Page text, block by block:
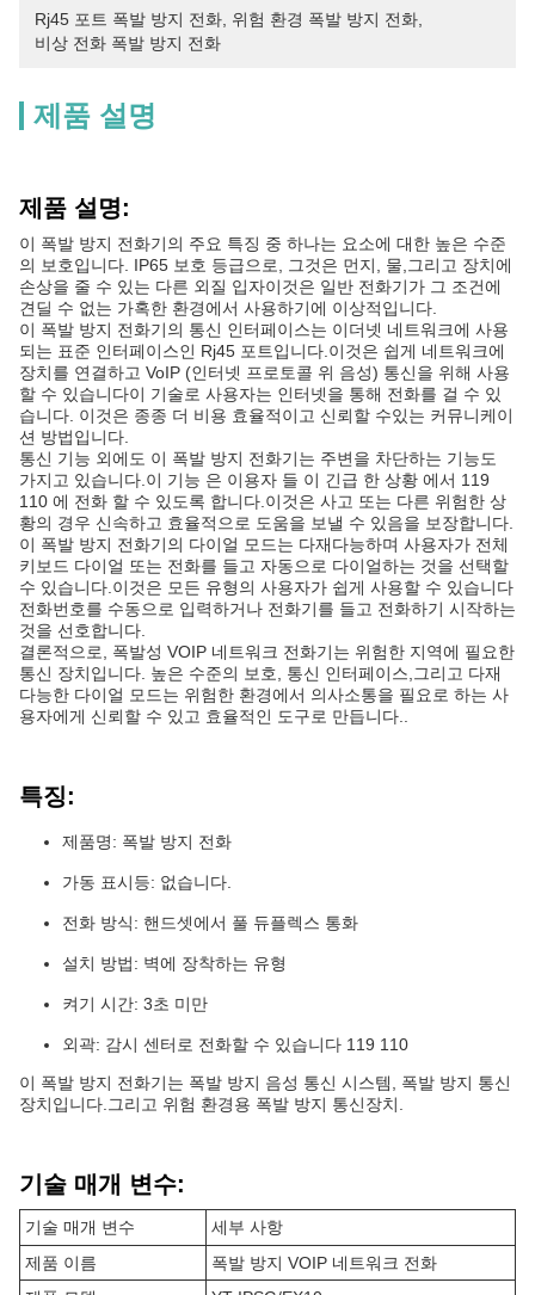
Rj45 포트 폭발 방지 전화 위험 환경 폭발 방지 전화
비상 전화 폭발 방지 전화
제품 설명
제품 설명:
이 폭발 방지 전화기의 주요 특징 중 하나는 요소에 대한 높은 수준
의 보호입니다. IP65 보호 등급으로, 그것은 먼지, 물,그리고 장치에
손상을 줄 수 있는 다른 외질 입자이것은 일반 전화기가 그 조건에
견딜 수 없는 가혹한 환경에서 사용하기에 이상적입니다.
이 폭발 방지 전화기의 통신 인터페이스는 이더넷 네트워크에 사용
되는 표준 인터페이스인 Rj45 포트입니다.이것은 쉽게 네트워크에
장치를 연결하고 VoIP (인터넷 프로토콜 위 음성) 통신을 위해 사용
할 수 있습니다이 기술로 사용자는 인터넷을 통해 전화를 걸 수 있
습니다. 이것은 종종 더 비용 효율적이고 신뢰할 수있는 커뮤니케이
션 방법입니다.
통신 기능 외에도 이 폭발 방지 전화기는 주변을 차단하는 기능도
가지고 있습니다.이 기능 은 이용자 들 이 긴급 한 상황 에서 119
110 에 전화 할 수 있도록 합니다.이것은 사고 또는 다른 위험한 상
황의 경우 신속하고 효율적으로 도움을 보낼 수 있음을 보장합니다.
이 폭발 방지 전화기의 다이얼 모드는 다재다능하며 사용자가 전체
키보드 다이얼 또는 전화를 들고 자동으로 다이얼하는 것을 선택할
수 있습니다.이것은 모든 유형의 사용자가 쉽게 사용할 수 있습니다
전화번호를 수동으로 입력하거나 전화기를 들고 전화하기 시작하는
것을 선호합니다.
결론적으로, 폭발성 VOIP 네트워크 전화기는 위험한 지역에 필요한
통신 장치입니다. 높은 수준의 보호, 통신 인터페이스,그리고 다재
다능한 다이얼 모드는 위험한 환경에서 의사소통을 필요로 하는 사
용자에게 신뢰할 수 있고 효율적인 도구로 만듭니다..
특징:
제품명: 폭발 방지 전화
가동 표시등: 없습니다.
전화 방식: 핸드셋에서 풀 듀플렉스 통화
설치 방법: 벽에 장착하는 유형
켜기 시간: 3초 미만
외곽: 감시 센터로 전화할 수 있습니다 119 110
이 폭발 방지 전화기는 폭발 방지 음성 통신 시스템, 폭발 방지 통신
장치입니다.그리고 위험 환경용 폭발 방지 통신장치.
기술 매개 변수:
기술 매개 변수
세부 사항
제품 이름
폭발 방지 VOIP 네트워크 전화